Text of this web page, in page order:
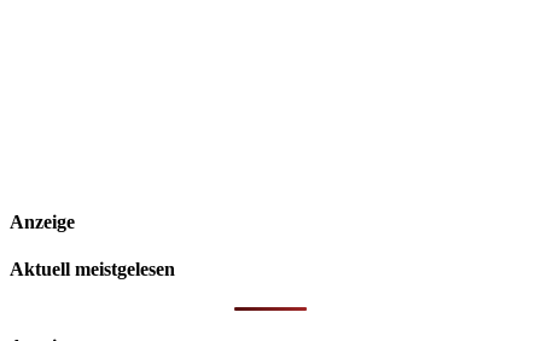
Anzeige
Aktuell meistgelesen